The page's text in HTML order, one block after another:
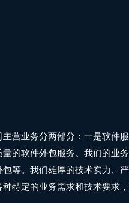
营业务分两部分：一是软件
的软件外包服务。我们的业
等。我们雄厚的技术实力、
特定的业务需求和技术要求